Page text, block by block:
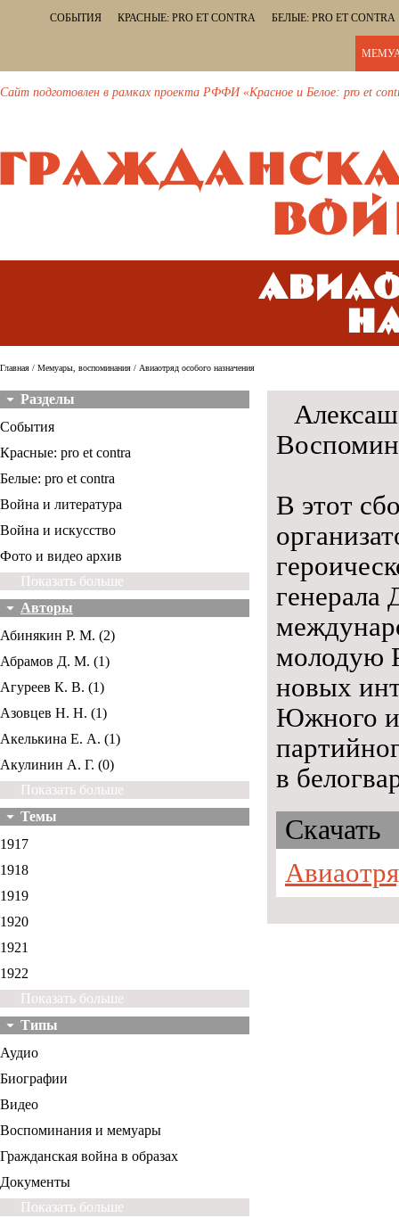
СОБЫТИЯ КРАСНЫЕ: PRO ET CONTRA БЕЛЫЕ: PRO ET CONTRA
Сайт подготовлен в рамках проекта РФФИ «Красное и Белое: pro et
Главная / Мемуары, воспоминания / Авиаотряд особого назначения
Разделы
События
Красные: pro et contra
Белые: pro et contra
Война и литература
Война и искусство
Фото и видео архив
Показать больше
Авторы
Абинякин Р. М. (2)
Абрамов Д. М. (1)
Агуреев К. В. (1)
Азовцев Н. Н. (1)
Акелькина Е. А. (1)
Акулинин А. Г. (0)
Показать больше
Темы
1917
1918
1919
1920
1921
1922
Показать больше
Типы
Аудио
Биографии
Видео
Воспоминания и мемуары
Гражданская война в образах
Документы
Показать больше
В этот
молодую
новых
Южного и
в
Скачать